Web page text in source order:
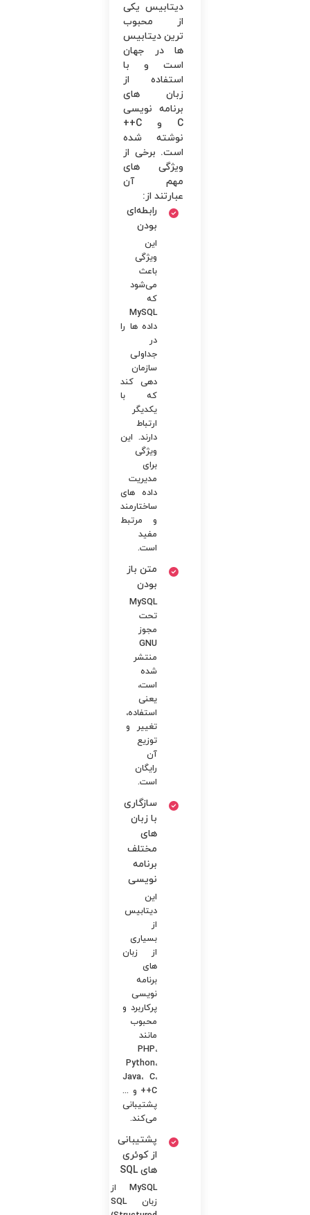
دیتابیس یکی
از محبوب
ترین دیتابیس
ها در جهان
است و با
استفاده از
زبان های
برنامه نویسی
C و C++
نوشته شده
است. برخی از
ویژگی های
مهم آن
عبارتند از:
رابطه‌ای
بودن
این
ویژگی
باعث
می‌شود
که
MySQL
داده ها را
در
جداولی
سازمان
دهی کند
که با
یکدیگر
ارتباط
دارند. این
ویژگی
برای
مدیریت
داده های
ساختارمند
و مرتبط
مفید
است.
متن باز
بودن
MySQL
تحت
مجوز
GNU
منتشر
شده
است،
یعنی
استفاده،
تغییر و
توزیع
آن
رایگان
است.
سازگاری
با زبان
های
مختلف
برنامه
نویسی
این
دیتابیس
از
بسیاری
از زبان
های
برنامه
نویسی
پرکاربرد و
محبوب
مانند
PHP،
Python،
Java، C،
C++ و ...
پشتیبانی
می‌کند.
پشتیبانی
از کوئری
های SQL
MySQL از
زبان SQL